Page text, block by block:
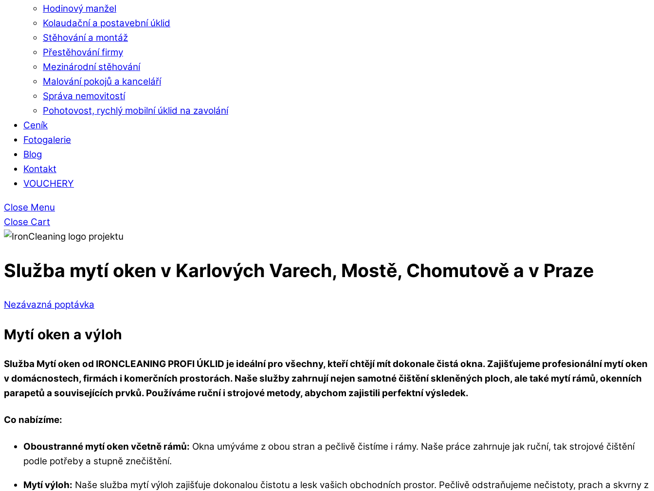
Hodinový manžel
Kolaudační a postavební úklid
Stěhování a montáž
Přestěhování firmy
Mezinárodní stěhování
Malování pokojů a kanceláří
Správa nemovitostí
Pohotovost, rychlý mobilní úklid na zavolání
Ceník
Fotogalerie
Blog
Kontakt
VOUCHERY
Close Menu
Close Cart
Služba mytí oken v Karlových Varech, Mostě, Chomutově a v Praze
Nezávazná poptávka
Mytí oken a výloh
Služba Mytí oken od IRONCLEANING PROFI ÚKLID je ideální pro všechny, kteří chtějí mít dokonale čistá okna. Zajišťujeme profesionální mytí oken
v domácnostech, firmách i komerčních prostorách. Naše služby zahrnují nejen samotné čištění skleněných ploch, ale také mytí rámů, okenních
parapetů a souvisejících prvků. Používáme ruční i strojové metody, abychom zajistili perfektní výsledek.
Co nabízíme:
Oboustranné mytí oken včetně rámů: Okna umýváme z obou stran a pečlivě čistíme i rámy. Naše práce zahrnuje jak ruční, tak strojové čištění
podle potřeby a stupně znečištění.
Mytí výloh: Naše služba mytí výloh zajišťuje dokonalou čistotu a lesk vašich obchodních prostor. Pečlivě odstraňujeme nečistoty, prach a skvrny z